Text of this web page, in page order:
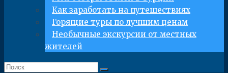
Как заработать на путешествиях
Горящие туры по лучшим ценам
Необычные экскурсии от местных
жителей